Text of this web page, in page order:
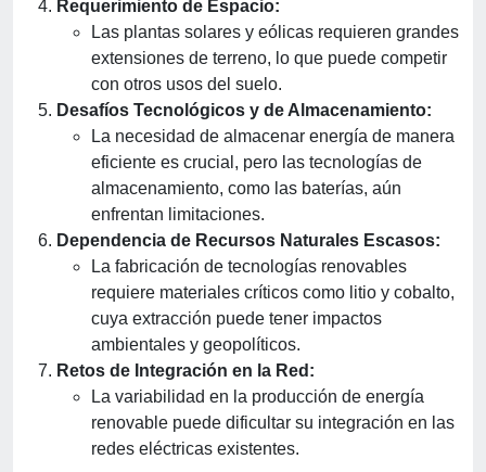
Requerimiento de Espacio:
Las plantas solares y eólicas requieren grandes
extensiones de terreno, lo que puede competir
con otros usos del suelo.
Desafíos Tecnológicos y de Almacenamiento:
La necesidad de almacenar energía de manera
eficiente es crucial, pero las tecnologías de
almacenamiento, como las baterías, aún
enfrentan limitaciones.
Dependencia de Recursos Naturales Escasos:
La fabricación de tecnologías renovables
requiere materiales críticos como litio y cobalto,
cuya extracción puede tener impactos
ambientales y geopolíticos.
Retos de Integración en la Red:
La variabilidad en la producción de energía
renovable puede dificultar su integración en las
redes eléctricas existentes.